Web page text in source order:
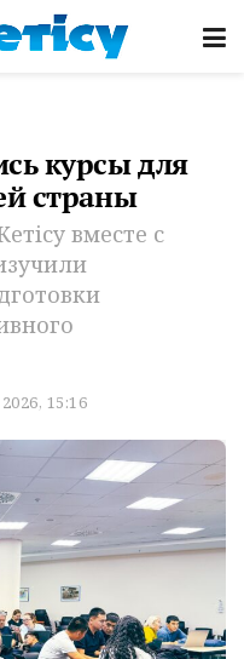
курсы для
страны
вместе с
15:16